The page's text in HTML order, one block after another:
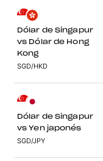
Dólar de Singapur
vs Dólar de Hong
Kong
SGD/HKD
Dólar de Singapur
vs Yen japonés
SGD/JPY